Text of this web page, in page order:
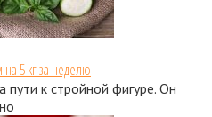
на 5 кг за неделю
к стройной фигуре. Он